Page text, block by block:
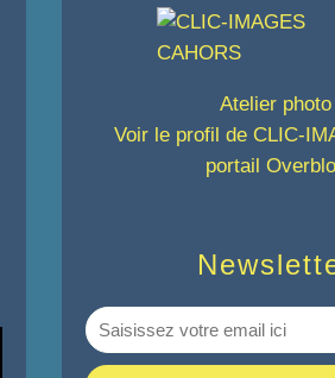
Atelier photo
Voir le profil de CLIC-
portail